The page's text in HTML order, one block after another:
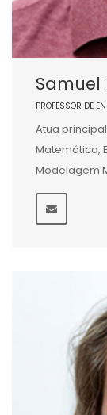
Samuel
PROFESSOR DE
Atua
Matemática,
Modelagem